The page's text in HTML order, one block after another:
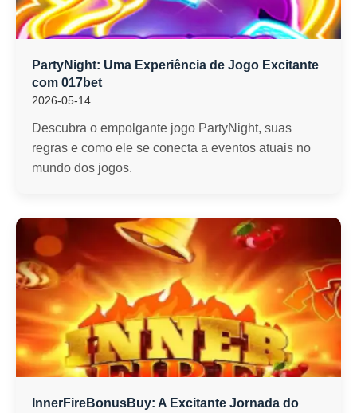
PartyNight: Uma Experiência de Jogo Excitante
com 017bet
2026-05-14
Descubra o empolgante jogo PartyNight, suas
regras e como ele se conecta a eventos atuais no
mundo dos jogos.
InnerFireBonusBuy: A Excitante Jornada do